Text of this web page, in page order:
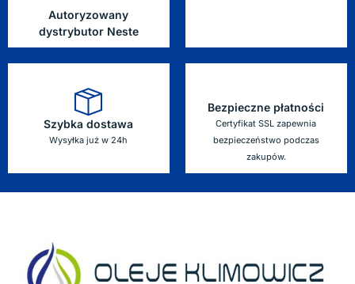
Autoryzowany
dystrybutor Neste
Szybka dostawa
Wysyłka już w 24h
Bezpieczne płatności
Certyfikat SSL zapewnia
bezpieczeństwo podczas
zakupów.